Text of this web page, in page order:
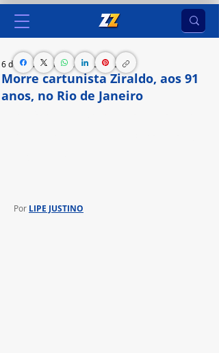
Morre cartunista Ziraldo, aos 91
anos, no Rio de Janeiro
6 de abr. de 2024 2 min de leitura
Por LIPE JUSTINO